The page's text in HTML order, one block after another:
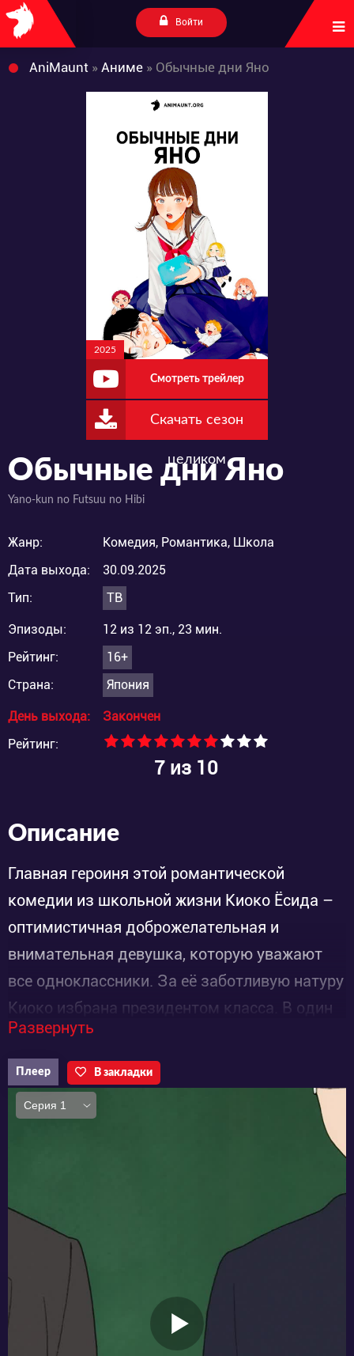
Войти
AniMaunt » Аниме » Обычные дни Яно
2025
Смотреть трейлер
Скачать сезон
целиком
Обычные дни Яно
Yano-kun no Futsuu no Hibi
Жанр:
Комедия, Романтика, Школа
Дата выхода:
30.09.2025
Тип:
ТВ
Эпизоды:
12 из 12 эп., 23 мин.
Рейтинг:
16+
Страна:
Япония
День выхода:
Закончен
Рейтинг:
7из 10
Описание
Главная героиня этой романтической
комедии из школьной жизни Киоко Ёсида –
оптимистичная доброжелательная и
внимательная девушка, которую уважают
все одноклассники. За её заботливую натуру
Киоко избрана президентом класса. В один
их первых же учебных дней её сосед по парте
Яно Цуёши приходит в школу весь в синяках.
Переживая за благополучие Яно и желая
узнать о причинах его травм, Киоко
оберегать его, Киоко постоянно носит с собой
аптечку и обрабатывает все ушибы и
царапины Яно.
Развернуть
Плеер В закладки